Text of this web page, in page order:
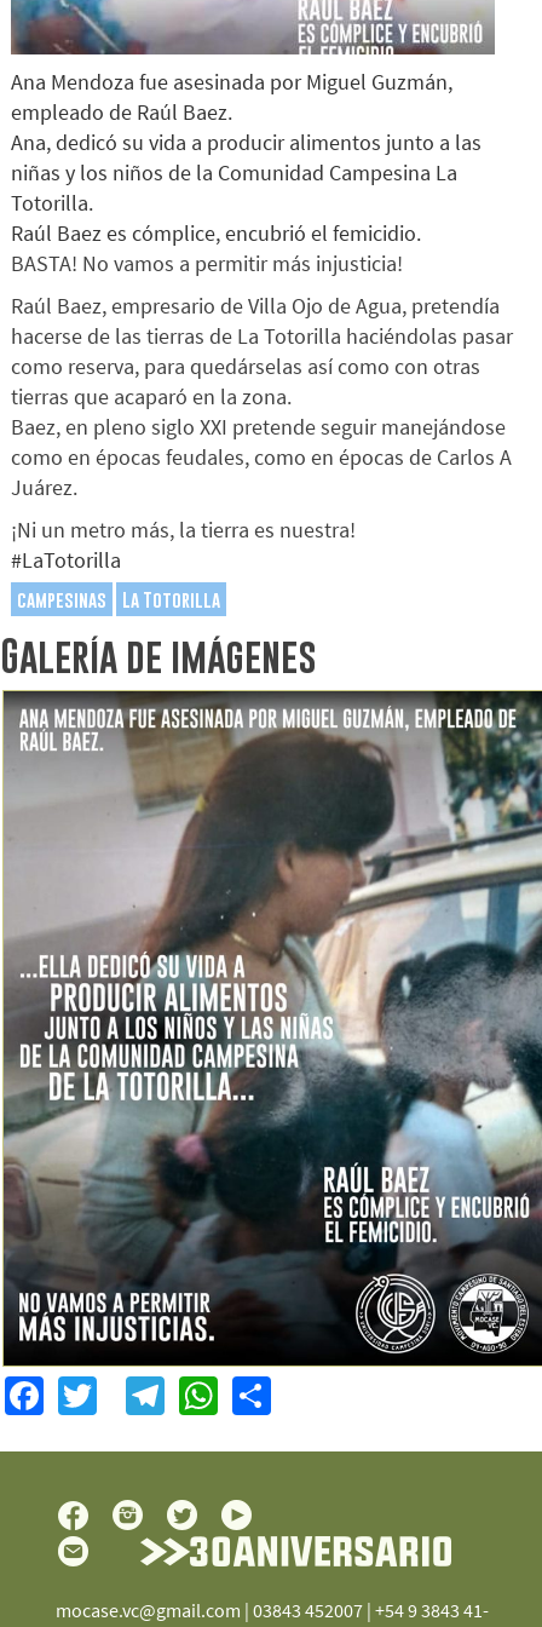
Ana Mendoza fue asesinada por Miguel Guzmán,
empleado de Raúl Baez.
Ana, dedicó su vida a producir alimentos junto a las
niñas y los niños de la Comunidad Campesina La
Totorilla.
Raúl Baez es cómplice, encubrió el femicidio.
BASTA! No vamos a permitir más injusticia!
Raúl Baez, empresario de Villa Ojo de Agua, pretendía
hacerse de las tierras de La Totorilla haciéndolas pasar
como reserva, para quedárselas así como con otras
tierras que acaparó en la zona.
Baez, en pleno siglo XXI pretende seguir manejándose
como en épocas feudales, como en épocas de Carlos A
Juárez.
¡Ni un metro más, la tierra es nuestra!
#LaTotorilla
campesinas La Totorilla
Galería de imágenes
Facebook
TwitterTelegram
WhatsApp
mocase.vc@gmail.com | 03843 452007 | +54 9 3843 41-